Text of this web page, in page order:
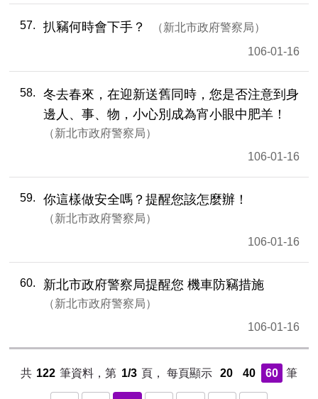
57 扒竊何時會下手？
新北市政府警察局
106-01-16
58
冬去春來，在迎新送舊同時，您是否注意到身
邊人、事、物，小心別成為宵小眼中肥羊！
新北市政府警察局
106-01-16
59 你這樣做安全嗎？提醒您該怎麼辦！
新北市政府警察局
106-01-16
60 新北市政府警察局提醒您 機車防竊措施
新北市政府警察局
106-01-16
共 122 筆資料，第 1/3 頁，每頁顯示 20 40 60 筆